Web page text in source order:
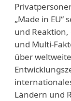
„Made in
und
und Multi-
über
Ländern und